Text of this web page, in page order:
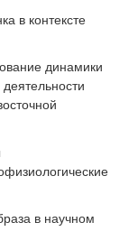
в контексте
динамики
в научном